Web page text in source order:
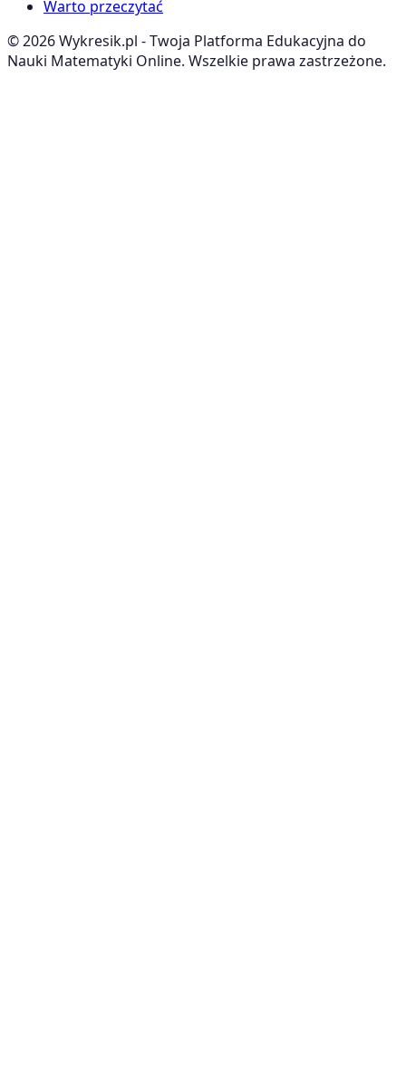
Warto przeczytać
©2026Wykresik.pl - Twoja Platforma Edukacyjna do
Nauki Matematyki Online. Wszelkie prawa zastrzeżone.